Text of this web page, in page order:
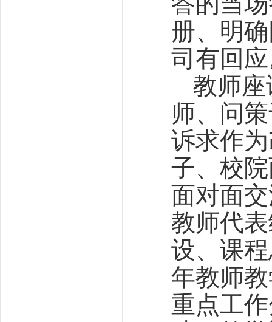
册、明
司有回
教师
师、问
诉求作
子、校
面对面
教师代
设、课
年教师
重点工